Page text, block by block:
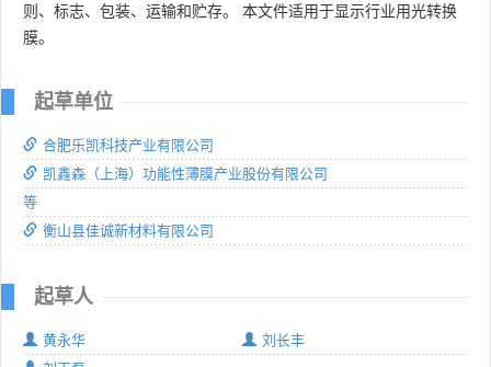
则、标志、包装、运输和贮存。 本文件适用于显示行业用光转换
膜。
起草单位
合肥乐凯科技产业有限公司
凯鑫森（上海）功能性薄膜产业股份有限公司
等
衡山县佳诚新材料有限公司
起草人
黄永华
刘长丰